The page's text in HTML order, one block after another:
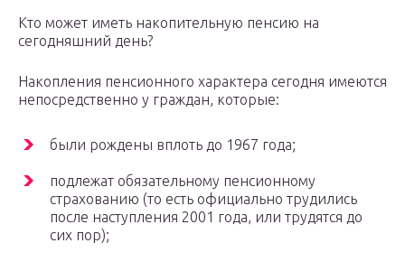
Кто может иметь накопительную пенсию на
сегодняшний день?
Накопления пенсионного характера сегодня имеются
непосредственно у граждан, которые:
были рождены вплоть до 1967 года;
подлежат обязательному пенсионному
страхованию (то есть официально трудились
после наступления 2001 года, или трудятся до
сих пор);